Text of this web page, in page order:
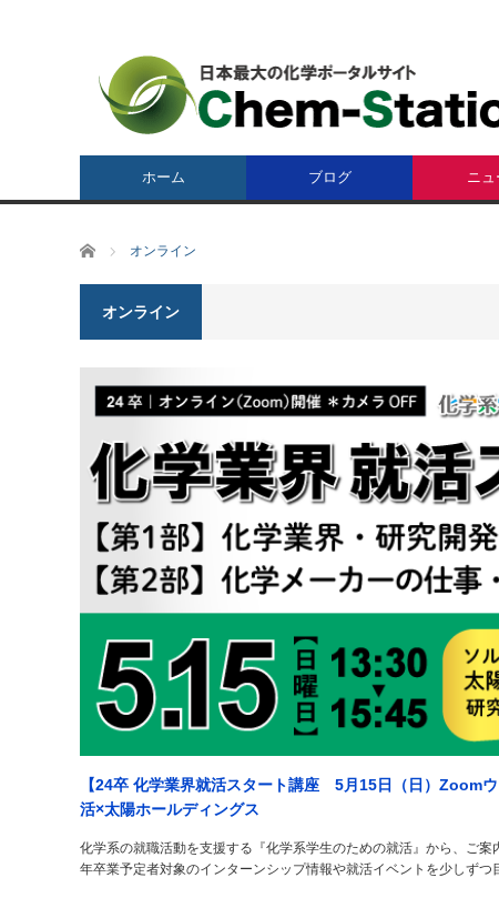
ホーム ブログ ニュ
ホーム オンライン
オンライン
【24卒 化学業界就活スタート講座 5月15日（日）Zoom
活×太陽ホールディングス
化学系の就職活動を支援する『化学系学生のための就活』から、ご
年卒業予定者対象のインターンシップ情報や就活イベントを少しず